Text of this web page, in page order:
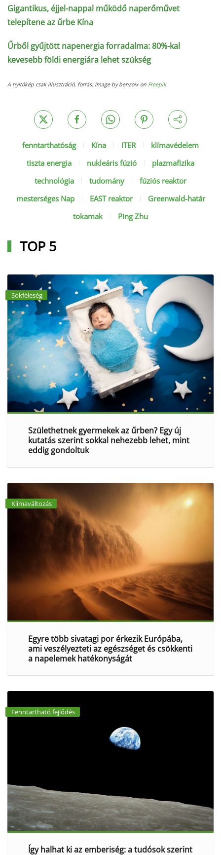
Gigantikus, éjjel-nappal működő naperőművet
telepítene az űrbe Kína
Űrből gyűjtött napenergia forradalma: 80%-kal
kevesebb földi energiára lehet szükség
A nyitókép csak illusztráció, forrás: Image by benzoix on Freepik
fenntarthatóság Kína ITER
klímavédelem
tiszta energia
nukleáris fúzió
plazmafizika
technológia
tudomány
fúziós reaktor
mesterséges Nap
EAST reaktor
Greenwald-határ
tokamak
Ping Zhu
TOP 5
Sokféleség
Születhetnek gyermekek az űrben? Egy új
kutatás szerint sokkal nehezebb lehet, mint
eddig gondoltuk
Klímaváltozás
Egyre több sivatagi por érkezik Európába,
ami veszélyezteti az egészséget és csökkenti
a napelemek hatékonyságát
Fenntartható fejlődés
Így halhat ki az emberiség: a tudósok szerint